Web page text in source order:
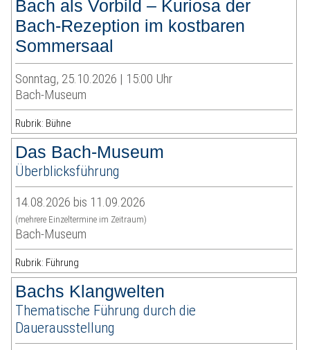
Bach als Vorbild – Kuriosa der
Bach-Rezeption im kostbaren
Sommersaal
Sonntag, 25.10.2026 | 15:00 Uhr
Bach-Museum
Rubrik: Bühne
Das Bach-Museum
Überblicksführung
14.08.2026 bis 11.09.2026
(mehrere Einzeltermine im Zeitraum)
Bach-Museum
Rubrik: Führung
Bachs Klangwelten
Thematische Führung durch die
Dauerausstellung